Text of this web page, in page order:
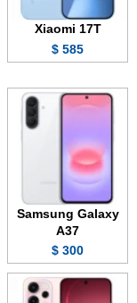
Xiaomi 17T
585 $
Samsung Galaxy
A37
300 $